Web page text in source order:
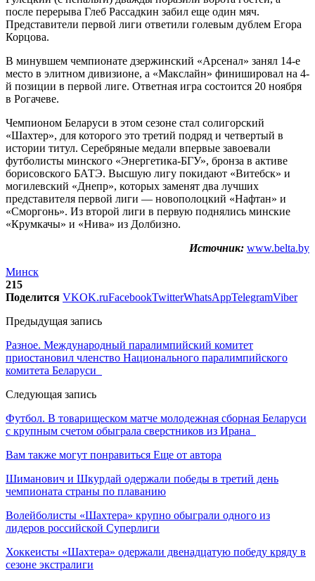
после перерыва Глеб Рассадкин забил еще один мяч.
Представители первой лиги ответили голевым дублем Егора
Корцова.
В минувшем чемпионате дзержинский «Арсенал» занял 14-е
место в элитном дивизионе, а «Макслайн» финишировал на 4-
й позиции в первой лиге. Ответная игра состоится 20 ноября
в Рогачеве.
Чемпионом Беларуси в этом сезоне стал солигорский
«Шахтер», для которого это третий подряд и четвертый в
истории титул. Серебряные медали впервые завоевали
футболисты минского «Энергетика-БГУ», бронза в активе
борисовского БАТЭ. Высшую лигу покидают «Витебск» и
могилевский «Днепр», которых заменят два лучших
представителя первой лиги — новополоцкий «Нафтан» и
«Сморгонь». Из второй лиги в первую поднялись минские
«Крумкачы» и «Нива» из Долбизно.
Источник: www.belta.by
Минск
215
Поделится VKOK.ruFacebookTwitterWhatsAppTelegramViber
Предыдущая запись
Разное. Международный паралимпийский комитет
приостановил членство Национального паралимпийского
комитета Беларуси
Следующая запись
Футбол. В товарищеском матче молодежная сборная Беларуси
с крупным счетом обыграла сверстников из Ирана
Вам также могут понравиться Еще от автора
Шиманович и Шкурдай одержали победы в третий день
чемпионата страны по плаванию
Волейболисты «Шахтера» крупно обыграли одного из
лидеров российской Суперлиги
Хоккеисты «Шахтера» одержали двенадцатую победу кряду в
сезоне экстралиги